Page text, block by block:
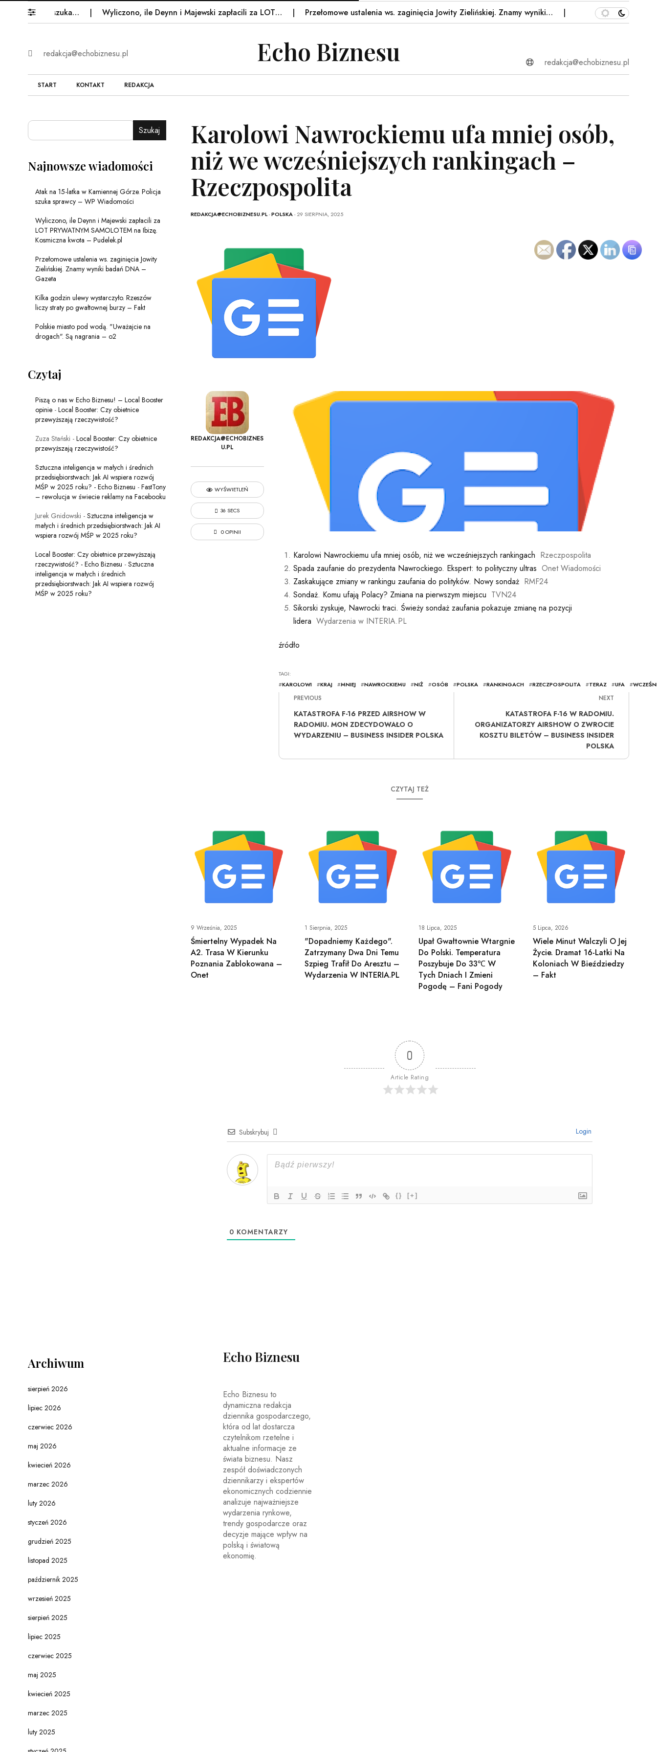
Policja szuka… Wyliczono, ile Deynn i Majewski zapłacili za LOT… Przełomowe ustalenia ws. zaginięcia Jowity Zielińskiej. Znamy wyniki… Kilka godzin ulewy
redakcja@echobiznesu.pl Echo Biznesu redakcja@echobiznesu.pl
START KONTAKT REDAKCJA
Karolowi Nawrockiemu ufa mniej osób,
niż we wcześniejszych rankingach –
Rzeczpospolita
REDAKCJA@ECHOBIZNESU.PL-POLSKA - 29 SIERPNIA, 2025
REDAKCJA@ECHOBIZNES
U.PL
WYŚWIETLEŃ
36 SECS
0 OPINII
Karolowi Nawrockiemu ufa mniej osób, niż we wcześniejszych rankingach Rzeczpospolita
Spada zaufanie do prezydenta Nawrockiego. Ekspert: to polityczny ultras Onet Wiadomości
Zaskakujące zmiany w rankingu zaufania do polityków. Nowy sondaż RMF24
Sondaż. Komu ufają Polacy? Zmiana na pierwszym miejscu TVN24
Sikorski zyskuje, Nawrocki traci. Świeży sondaż zaufania pokazuje zmianę na pozycji
lidera Wydarzenia w INTERIA.PL
źródło
TAGI:
#KAROLOWI #KRAJ #MNIEJ #NAWROCKIEMU #NIŻ #OSÓB #POLSKA #RANKINGACH #RZECZPOSPOLITA #TERAZ #UFA #
PREVIOUS
KATASTROFA F-16 PRZED AIRSHOW W
RADOMIU. MON ZDECYDOWAŁO O
WYDARZENIU – BUSINESS INSIDER POLSKA
NEXT
KATASTROFA F-16 W RADOMIU.
ORGANIZATORZY AIRSHOW O ZWROCIE
KOSZTU BILETÓW – BUSINESS INSIDER
POLSKA
CZYTAJ TEŻ
9 Września, 2025
Śmiertelny Wypadek Na
A2. Trasa W Kierunku
Poznania Zablokowana –
Onet
1 Sierpnia, 2025
"Dopadniemy Każdego".
Zatrzymany Dwa Dni Temu
Szpieg Trafił Do Aresztu –
Wydarzenia W INTERIA.PL
18 Lipca, 2025
Upał Gwałtownie Wtargnie
Do Polski. Temperatura
Poszybuje Do 33℃ W
Tych Dniach I Zmieni
Pogodę – Fani Pogody
5 Lipca, 2026
Wiele Minut Walczyli O Jej
Życie. Dramat 16-Latki Na
Koloniach W Bieździedzy
– Fakt
0
Article Rating
Subskrybuj Login
{} [+]
0 KOMENTARZY
Szukaj
Najnowsze wiadomości
Atak na 15-latka w Kamiennej Górze. Policja
szuka sprawcy – WP Wiadomości
Wyliczono, ile Deynn i Majewski zapłacili za
LOT PRYWATNYM SAMOLOTEM na Ibizę.
Kosmiczna kwota – Pudelek.pl
Przełomowe ustalenia ws. zaginięcia Jowity
Zielińskiej. Znamy wyniki badań DNA –
Gazeta
Kilka godzin ulewy wystarczyło. Rzeszów
liczy straty po gwałtownej burzy – Fakt
Polskie miasto pod wodą. "Uważajcie na
drogach". Są nagrania – o2
Czytaj
Piszą o nas w Echo Biznesu! – Local Booster
opinie - Local Booster: Czy obietnice
przewyższają rzeczywistość?
Zuza Stański - Local Booster: Czy obietnice
przewyższają rzeczywistość?
Sztuczna inteligencja w małych i średnich
przedsiębiorstwach: Jak AI wspiera rozwój
MŚP w 2025 roku? - Echo Biznesu - FastTony
– rewolucja w świecie reklamy na Facebooku
Jurek Gnidowski - Sztuczna inteligencja w
małych i średnich przedsiębiorstwach: Jak AI
wspiera rozwój MŚP w 2025 roku?
Local Booster: Czy obietnice przewyższają
rzeczywistość? - Echo Biznesu - Sztuczna
inteligencja w małych i średnich
przedsiębiorstwach: Jak AI wspiera rozwój
MŚP w 2025 roku?
Archiwum
sierpień 2026
lipiec 2026
czerwiec 2026
maj 2026
kwiecień 2026
marzec 2026
luty 2026
styczeń 2026
grudzień 2025
listopad 2025
październik 2025
wrzesień 2025
sierpień 2025
lipiec 2025
czerwiec 2025
maj 2025
kwiecień 2025
marzec 2025
luty 2025
Echo Biznesu
Echo Biznesu to
dynamiczna redakcja
dziennika gospodarczego,
która od lat dostarcza
czytelnikom rzetelne i
aktualne informacje ze
świata biznesu. Nasz
zespół doświadczonych
dziennikarzy i ekspertów
ekonomicznych codziennie
analizuje najważniejsze
wydarzenia rynkowe,
trendy gospodarcze oraz
decyzje mające wpływ na
polską i światową
ekonomię.